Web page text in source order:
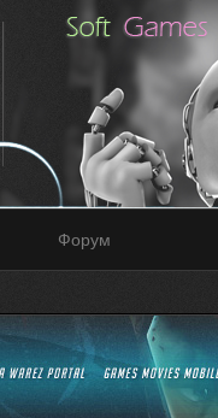
Форум